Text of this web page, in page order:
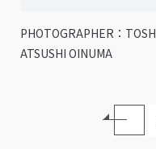
PHOTOGRAPHER：
ATSUSHI OINUMA